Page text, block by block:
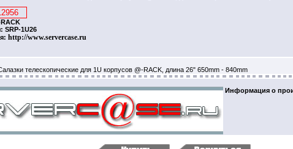
SRP-1U26
http://www.servercase.ru
телескопические для 1U корпусов @-RACK, длина 26" 650mm - 840mm
Информация о